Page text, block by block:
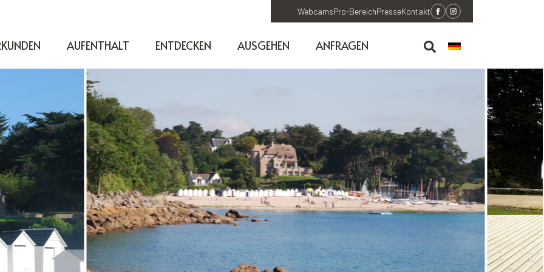
WebcamsPro-BereichPresseKontakt
AUFENTHALT ENTDECKEN AUSGEHEN ANFRAGEN